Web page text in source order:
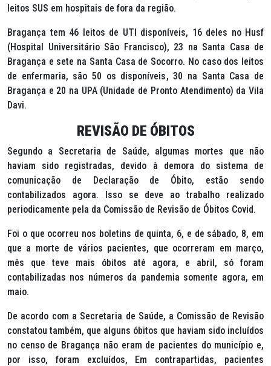
leitos SUS em hospitais de fora da região.
Bragança tem 46 leitos de UTI disponíveis, 16 deles no Husf
(Hospital Universitário São Francisco), 23 na Santa Casa de
Bragança e sete na Santa Casa de Socorro. No caso dos leitos
de enfermaria, são 50 os disponíveis, 30 na Santa Casa de
Bragança e 20 na UPA (Unidade de Pronto Atendimento) da Vila
Davi.
REVISÃO DE ÓBITOS
Segundo a Secretaria de Saúde, algumas mortes que não
haviam sido registradas, devido à demora do sistema de
comunicação de Declaração de Óbito, estão sendo
contabilizados agora. Isso se deve ao trabalho realizado
periodicamente pela da Comissão de Revisão de Óbitos Covid.
Foi o que ocorreu nos boletins de quinta, 6, e de sábado, 8, em
que a morte de vários pacientes, que ocorreram em março,
mês que teve mais óbitos até agora, e abril, só foram
contabilizadas nos números da pandemia somente agora, em
maio.
De acordo com a Secretaria de Saúde, a Comissão de Revisão
constatou também, que alguns óbitos que haviam sido incluídos
no censo de Bragança não eram de pacientes do município e,
por isso, foram excluídos, Em contrapartidas, pacientes